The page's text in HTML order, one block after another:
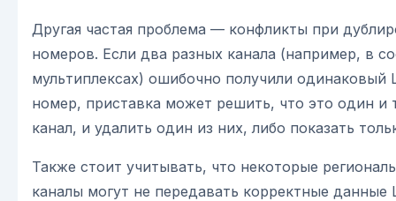
Другая частая проблема — конфликты при
номеров. Если два разных канала (например, в
мультиплексах) ошибочно получили одинаковый
номер, приставка может решить, что это один и
канал, и удалить один из них, либо показать
Также стоит учитывать, что некоторые
каналы могут не передавать корректные данные